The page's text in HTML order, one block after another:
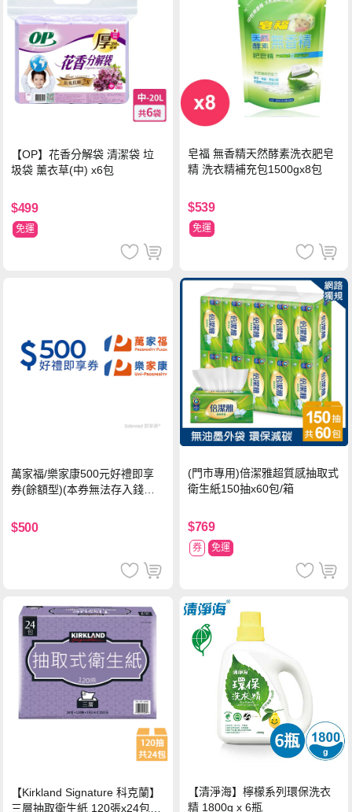
【OP】花香分解袋 清潔袋 垃
圾袋 薰衣草(中) x6包
$499
免運
皂福 無香精天然酵素洗衣肥皂
精 洗衣精補充包1500gx8包
$539
免運
萬家福/樂家康500元好禮即享
券(餘額型)(本券無法存入錢包
$500
(門市專用)倍潔雅超質感抽取式
衛生紙150抽x60包/箱
$769
券 免運
【Kirkland Signature 科克蘭】
三層抽取衛生紙 120張x24包x1
【清淨海】檸檬系列環保洗衣
精 1800g x 6瓶